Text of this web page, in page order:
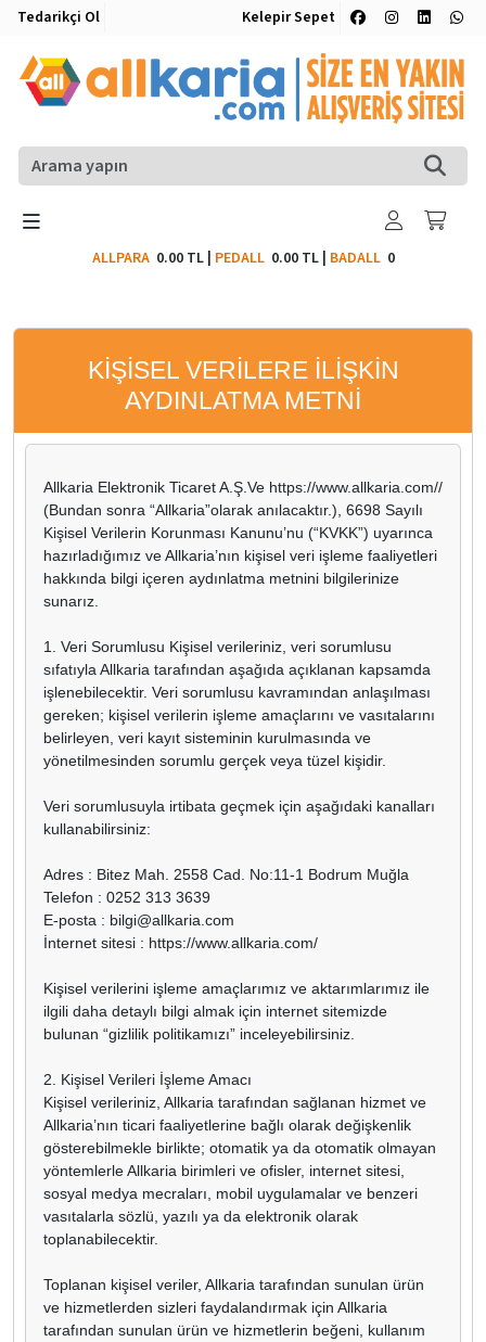
Tedarikçi Ol Kelepir Sepet
ALLPARA 0.00 TL| PEDALL 0.00 TL| BADALL0
KİŞİSEL VERİLERE İLİŞKİN
AYDINLATMA METNİ
Allkaria Elektronik Ticaret A.Ş.Ve https://www.allkaria.com//
(Bundan sonra “Allkaria”olarak anılacaktır.), 6698 Sayılı
Kişisel Verilerin Korunması Kanunu’nu (“KVKK”) uyarınca
hazırladığımız ve Allkaria’nın kişisel veri işleme faaliyetleri
hakkında bilgi içeren aydınlatma metnini bilgilerinize
sunarız.
1. Veri Sorumlusu Kişisel verileriniz, veri sorumlusu
sıfatıyla Allkaria tarafından aşağıda açıklanan kapsamda
işlenebilecektir. Veri sorumlusu kavramından anlaşılması
gereken; kişisel verilerin işleme amaçlarını ve vasıtalarını
belirleyen, veri kayıt sisteminin kurulmasında ve
yönetilmesinden sorumlu gerçek veya tüzel kişidir.
Veri sorumlusuyla irtibata geçmek için aşağıdaki kanalları
kullanabilirsiniz:
Adres : Bitez Mah. 2558 Cad. No:11-1 Bodrum Muğla
Telefon : 0252 313 3639
E-posta : bilgi@allkaria.com
İnternet sitesi : https://www.allkaria.com/
Kişisel verilerini işleme amaçlarımız ve aktarımlarımız ile
ilgili daha detaylı bilgi almak için internet sitemizde
bulunan “gizlilik politikamızı” inceleyebilirsiniz.
2. Kişisel Verileri İşleme Amacı
Kişisel verileriniz, Allkaria tarafından sağlanan hizmet ve
Allkaria’nın ticari faaliyetlerine bağlı olarak değişkenlik
gösterebilmekle birlikte; otomatik ya da otomatik olmayan
yöntemlerle Allkaria birimleri ve ofisler, internet sitesi,
sosyal medya mecraları, mobil uygulamalar ve benzeri
vasıtalarla sözlü, yazılı ya da elektronik olarak
toplanabilecektir.
Toplanan kişisel veriler, Allkaria tarafından sunulan ürün
ve hizmetlerden sizleri faydalandırmak için Allkaria
tarafından sunulan ürün ve hizmetlerin beğeni, kullanım